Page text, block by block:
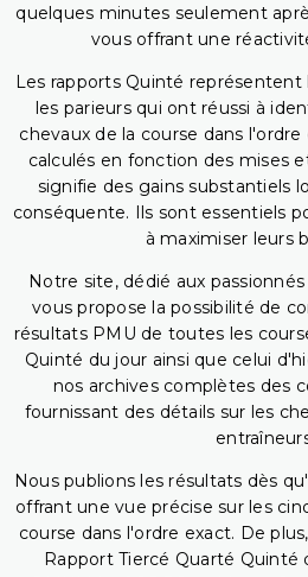
quelques minutes seulement
vous offrant une
Les rapports Quinté
les parieurs qui ont réussi à
chevaux de la course dans
calculés en fonction des mises
signifie des gains substantiels
conséquente. Ils sont essentiels
à maximiser leurs
Notre site, dédié aux
vous propose la possibilité de
résultats PMU de toutes les
Quinté du jour ainsi que celui
nos archives complètes des
fournissant des détails sur les
Nous publions les résultats dès
offrant une vue précise sur les
course dans l'ordre exact. De
Rapport Tiercé Quarté Quinté